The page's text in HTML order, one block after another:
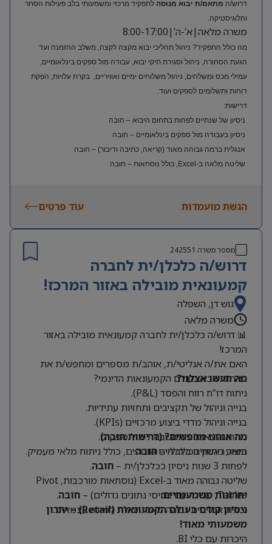
דרוש/ה מתאמ/ת יבוא מנוסה לתפקיד מרכזי ומשמעותי בלב פעילות הסחר
והלוגיסטיקה.
משרה מלאה|א’-ה’|8:00-17:00
מה כולל התפקיד? ניהול תהליכי יבוא מקצה לקצה, משלב ההזמנה ועד
הגעת הסחורה, ניהול וסגירת תיקי יבוא, עבודה מול ספקים בינלאומיים,
עמילי מכס ומשלחים, ניהול משלוחים ימיים ואוויריים, בקרת עלויות, הפקת
דוחות ותשלומים לספקים ועוד.
דרישות:
ניסיון של שנתיים לפחות בתחום היבוא – חובה
ניסיון בעבודה מול ספקים בינלאומיים – חובה
אנגלית ברמה גבוהה מאוד (קריאה, כתיבה ודיבור) – חובה
שליטה מלאה ב-Excel, כולל נוסחאות – חובה
הגשת מועמדות עוד פרטים
מספר משרה 242551
דרוש/ה כלכלן/ית לחברה
קמעונאית מובילה באזור המרכז!
גוש דן, השפלה
משרה מלאה
📊 דרוש/ה כלכלן/ית לחברה קמעונאית מובילה באזור
המרכז!
האם את/ה אנליטי/ת, אוהב/ת מספרים ומחפש/ת את
האתגר הבא בעולם הקמעונאות הדינמי?
מה תעשו אצלנו?
ניתוח דו”ח רווח והפסד (P&L).
בנייה וניהול של תקציבים ותחזיות עתידיות.
בנייה וניהול מדדי ביצוע מרכזיים (KPIs).
ניתוח הוצאות והתחשבנות מול ספקים.
ביצוע ניתוחים כלכליים שוטפים, כולל ניתוח מלאי מעמיק.
מה אנחנו מחפשים? (דרישות חובה)
תואר ראשון בכלכלה –חובה.
לפחות 3 שנות ניסיון ככלכלן/ית –
חובה.
שליטה גבוהה מאוד ב-Excel (נוסחאות מורכבות, Pivot
Tables, עבודה עם בסיסי נתונים גדולים) –
חובה.
יכולת אנליטית גבוהה מאוד ויכולת למידה עצמאית.
יתרונות משמעותיים:
ניסיון קודם בעולם הקמעונאות (Retail) – יתרון
משמעותי מאוד!
היכרות עם כלי BI.